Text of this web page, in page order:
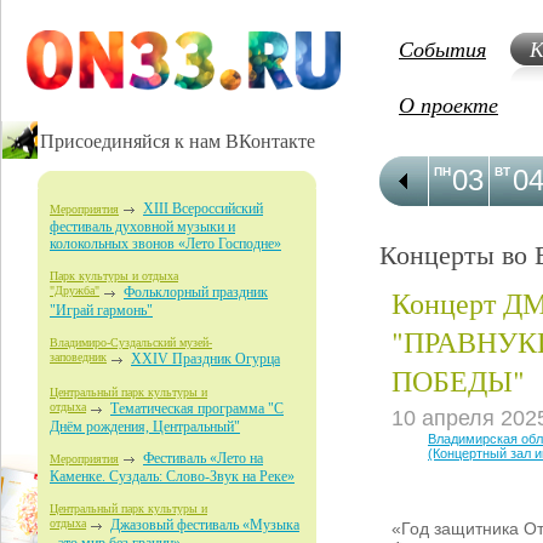
Присоединяйся к нам ВКонтакте
Мероприятия
XIII Всероссийский
фестиваль духовной музыки и
колокольных звонов «Лето Господне»
Парк культуры и отдыха
"Дружба"
Фольклорный праздник
"Играй гармонь"
Владимиро-Суздальский музей-
заповедник XXIV Праздник Огурца
Центральный парк культуры и
отдыха
Тематическая программа "С
Днём рождения, Центральный"
Мероприятия
Фестиваль «Лето на
Каменке. Суздаль: Слово-Звук на Реке»
Центральный парк культуры и
отдыха
Джазовый фестиваль «Музыка
События
О проекте
03
ПН 04
ВТ
Концерты во
Концерт
ПОБЕДЫ"
10 апреля
Владимирская
(Концертный зал
«Год защитника